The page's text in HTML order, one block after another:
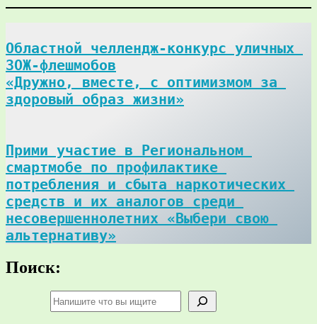
Областной челлендж-конкурс уличных
ЗОЖ-флешмобов
«Дружно, вместе, с оптимизмом за
здоровый образ жизни»
Прими участие в Региональном
смартмобе по профилактике
потребления и сбыта наркотических
средств и их аналогов среди
несовершеннолетних «Выбери свою
альтернативу»
Поиск: